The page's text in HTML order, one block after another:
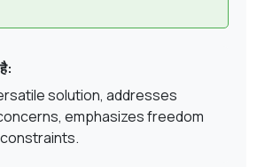
solution, addresses
emphasizes freedom